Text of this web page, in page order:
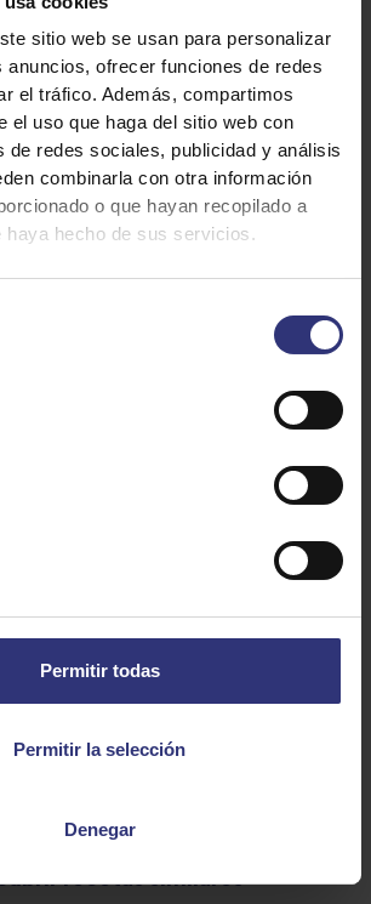
sitio web se usan para personalizar
anuncios, ofrecer funciones de redes
el tráfico. Además, compartimos
el uso que haga del sitio web con
de redes sociales, publicidad y análisis
combinarla con otra información
o que hayan recopilado a
haya hecho de sus servicios.
Permitir todas
Permitir la selección
Denegar
Ingredientes
Thai Tilda-Sundari
fresco rallado
de carne
recetas similares